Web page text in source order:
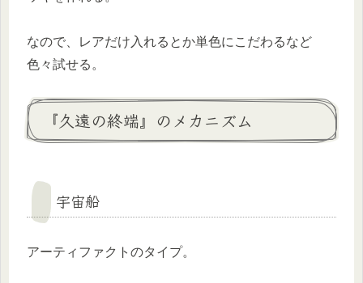
なので、レアだけ入れるとか単色にこだわるなど
色々試せる。
『久遠の終端』のメカニズム
宇宙船
アーティファクトのタイプ。